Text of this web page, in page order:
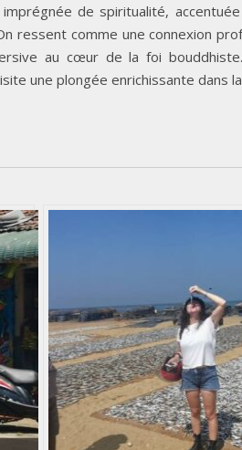
de spiritualité,
ressent comme une connexion
au cœur de la foi
une plongée enrichissante dans